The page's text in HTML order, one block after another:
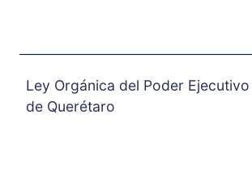
Ley Orgánica del Poder
de Querétaro